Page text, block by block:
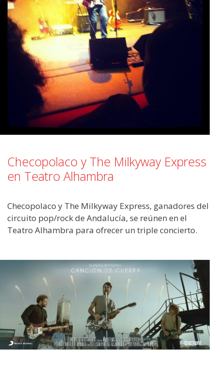
Checopolaco y The Milkyway Express
en Teatro Alhambra
Checopolaco y The Milkyway Express, ganadores del
circuito pop/rock de Andalucía, se reúnen en el
Teatro Alhambra para ofrecer un triple concierto.